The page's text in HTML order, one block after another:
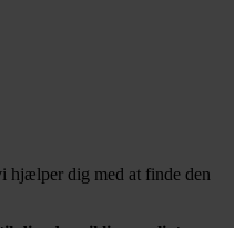
hjælper dig med at finde den